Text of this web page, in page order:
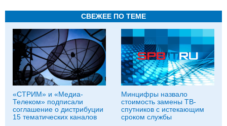
СВЕЖЕЕ ПО ТЕМЕ
«СТРИМ» и «Медиа-
Телеком» подписали
соглашение о дистрибуции
15 тематических каналов
Минцифры назвало
стоимость замены ТВ-
спутников с истекающим
сроком службы